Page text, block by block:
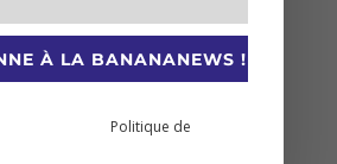
À LA BANANANEWS !
Politique de